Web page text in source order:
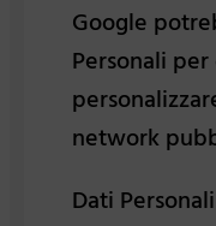
Google
Personali
network
Dati